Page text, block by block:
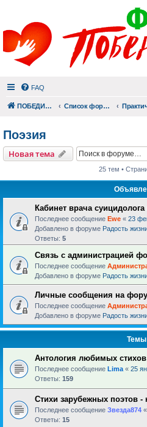
FAQ
ПОБЕДИШЬ.РУ Список форумов
Поэзия
Новая тема
25 тем •
Кабинет врача
Последнее сообщение Ewe « 23
Добавлено в форуме Радость
Ответы: 5
Связь с администрацией
Последнее сообщение
Добавлено в форуме Радость
Личные сообщения на
Последнее сообщение
Добавлено в форуме Радость
Темы
Антология любимых стихов
Последнее сообщение Lima « 25
Ответы: 159
Стихи зарубежных поэтов -
Последнее сообщение Звезда874 «
Ответы: 15